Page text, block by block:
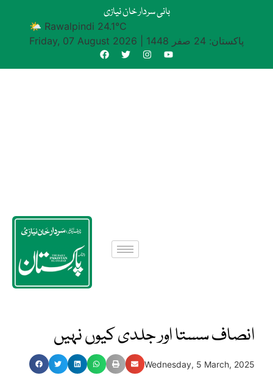
بانی سردار خان نیازی
🌤 Rawalpindi 24.1°C
Friday, 07 August 2026
پاکستان: 24 صفر 1448
انصاف سستا اور جلدی کیوں نہیں
Wednesday, 5 March, 2025